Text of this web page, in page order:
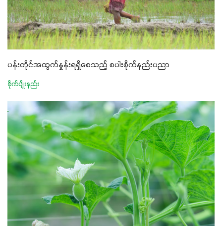
ပန်းတိုင်အထွက်နှုန်းရရှိစေသည့် စပါးစိုက်နည်းပညာ
စိုက်ပျိုးနည်း